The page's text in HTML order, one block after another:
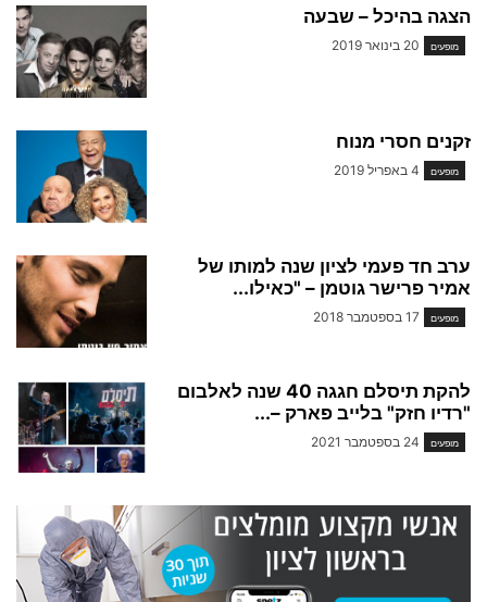
הצגה בהיכל – שבעה
מופעים 20 בינואר 2019
זקנים חסרי מנוח
מופעים 4 באפריל 2019
ערב חד פעמי לציון שנה למותו של
אמיר פרישר גוטמן – "כאילו...
מופעים 17 בספטמבר 2018
להקת תיסלם חגגה 40 שנה לאלבום
"רדיו חזק" בלייב פארק –...
מופעים 24 בספטמבר 2021